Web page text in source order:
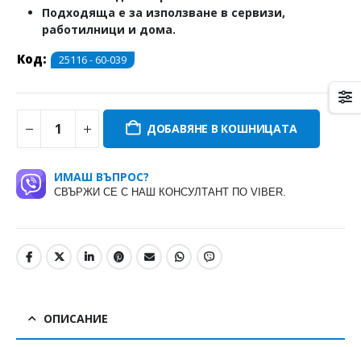
Подходяща е за използване в сервизи,
работилници и дома.
Код: 25116 - 60-039
ДОБАВЯНЕ В КОШНИЦАТА
ИМАШ ВЪПРОС?
СВЪРЖИ СЕ С НАШ КОНСУЛТАНТ ПО VIBER.
ОПИСАНИЕ